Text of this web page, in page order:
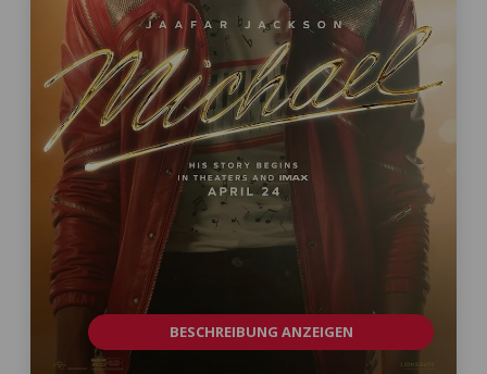
BESCHREIBUNG ANZEIGEN